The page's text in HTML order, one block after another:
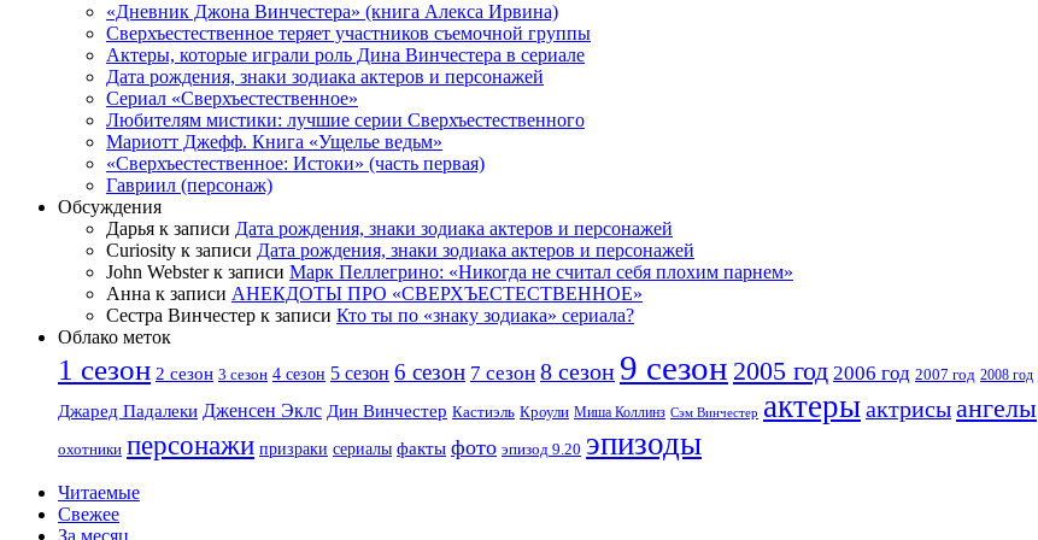
«Дневник Джона Винчестера» (книга Алекса Ирвина)
Сверхъестественное теряет участников съемочной группы
Актеры, которые играли роль Дина Винчестера в сериале
Дата рождения, знаки зодиака актеров и персонажей
Сериал «Сверхъестественное»
Любителям мистики: лучшие серии Сверхъестественного
Мариотт Джефф. Книга «Ущелье ведьм»
«Сверхъестественное: Истоки» (часть первая)
Гавриил (персонаж)
Обсуждения
Дарья к записи Дата рождения, знаки зодиака актеров и персонажей
Curiosity к записи Дата рождения, знаки зодиака актеров и персонажей
John Webster к записи Марк Пеллегрино: «Никогда не считал себя плохим парнем»
Анна к записи АНЕКДОТЫ ПРО «СВЕРХЪЕСТЕСТВЕННОЕ»
Сестра Винчестер к записи Кто ты по «знаку зодиака» сериала?
Облако меток
1 сезон 2 сезон 3 сезон 4 сезон 5 сезон 6 сезон 7 сезон 8 сезон 9 сезон 2005 год 2006 год 2007 год 2008 год
Джаред Падалеки Дженсен Эклс Дин Винчестер Кастиэль Кроули Миша Коллинз Сэм Винчестер актерыактрисыангелы
охотники персонажи призраки сериалы факты фото эпизод 9.20 эпизоды
Читаемые
Свежее
За месяц